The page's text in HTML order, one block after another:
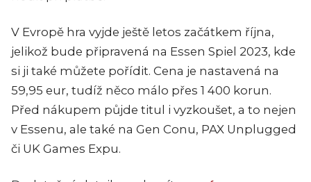
V Evropě hra vyjde ještě letos začátkem října,
jelikož bude připravená na Essen Spiel 2023, kde
si ji také můžete pořídit. Cena je nastavená na
59,95 eur, tudíž něco málo přes 1 400 korun.
Před nákupem půjde titul i vyzkoušet, a to nejen
v Essenu, ale také na Gen Conu, PAX Unplugged
či UK Games Expu.